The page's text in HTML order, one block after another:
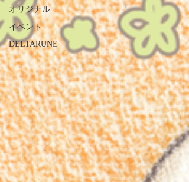
オリジナル
イベント
DELTARUNE